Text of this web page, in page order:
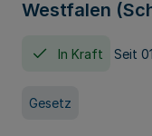
Westfalen
In Kraft Seit
Gesetz